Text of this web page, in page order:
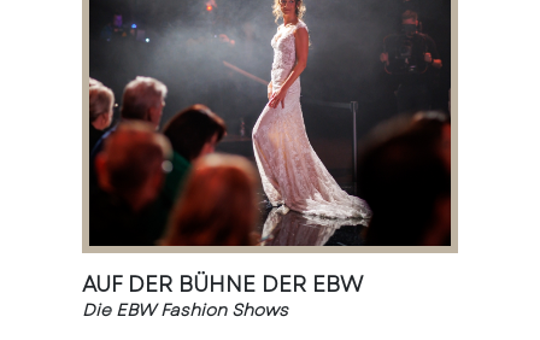
AUF DER BÜHNE DER EBW
Die EBW Fashion Shows